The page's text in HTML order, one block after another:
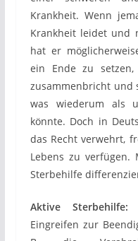
Krankheit. Wenn
Krankheit leidet und
hat er
ein Ende zu
zusammenbricht und
was wiederum als
könnte. Doch in
das Recht verwehrt,
Lebens zu
Sterbehilfe
Aktive Sterbehilfe:
Eingreifen zur